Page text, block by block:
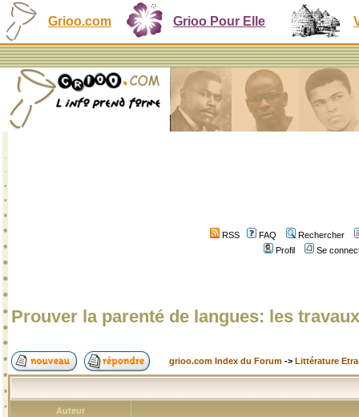
Grioo.com Grioo Pour Elle
RSS FAQ
Rechercher
Profil
Se
Prouver la parenté de langues: les
grioo.com Index du Forum -> Littérature
Auteur